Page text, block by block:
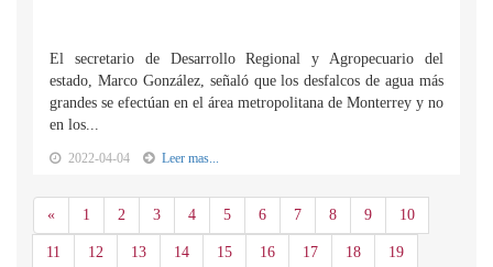
El secretario de Desarrollo Regional y Agropecuario del
estado, Marco González, señaló que los desfalcos de agua más
grandes se efectúan en el área metropolitana de Monterrey y no
en los...
2022-04-04 Leer mas...
«Anterior
1 2 3 4 5 6 7 8 9 10
11 12 13 14 15 16 17 18 19